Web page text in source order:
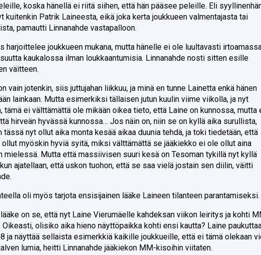
koska hänellä ei riitä siihen, että hän pääsee peleille. Eli
kuitenkin Patrik Laineesta, eikä joka kerta joukkueen valmentajasta tai
pamautti Linnanahde vastapalloon.
harjoittelee joukkueen mukana, mutta hänelle ei ole luultavasti
kaukalossa ilman loukkaantumisia. Linnanahde nosti sitten esille
väitteen.
vain jotenkin, siis juttujahan liikkuu, ja minä en tunne Lainetta enkä hänen
lainkaan. Mutta esimerkiksi tällaisen jutun kuulin viime viikolla, ja nyt
tämä ei välttämättä ole mikään oikea tieto, että Laine on kunnossa, mutta
hirveän hyvässä kunnossa… Jos näin on, niin se on kyllä aika surullista,
tässä nyt ollut aika monta kesää aikaa duunia tehdä, ja toki tiedetään, että
myöskin hyviä syitä, miksi välttämättä se jääkiekko ei ole ollut aina
mielessä. Mutta että massiivisen suuri kesä on Tesoman tykillä nyt kyllä
ajatellaan, että uskon tuohon, että se saa vielä jostain sen diilin, väitti
oli myös tarjota ensisijainen lääke Laineen tilanteen parantamiseksi.
on se, että nyt Laine Vierumäelle kahdeksan viikon leiritys ja kohti
Oikeasti, olisiko aika hieno näyttöpaikka kohti ensi kautta? Laine
ja näyttää sellaista esimerkkiä kaikille joukkueille, että ei tämä olekaan
lumia, heitti Linnanahde jääkiekon MM-kisoihin viitaten.